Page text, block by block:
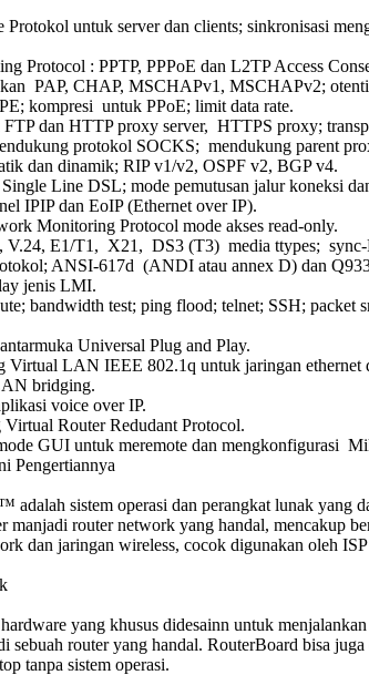
untuk server dan clients; sinkronisasi
Protocol : PPTP, PPPoE dan L2TP Access
PAP, CHAP, MSCHAPv1, MSCHAPv2;
kompresi untuk PPoE; limit data rate.
dan HTTP proxy server, HTTPS proxy;
protokol SOCKS; mendukung parent
dan dinamik; RIP v1/v2, OSPF v2, BGP v4.
Line DSL; mode pemutusan jalur koneksi
IPIP dan EoIP (Ethernet over IP).
Monitoring Protocol mode akses read-only.
V.24, E1/T1, X21, DS3 (T3) media ttypes; sync-
ANSI-617d (ANDI atau annex D) dan
jenis LMI.
bandwidth test; ping flood; telnet; SSH; packet
Universal Plug and Play.
LAN IEEE 802.1q untuk jaringan ethernet
bridging.
voice over IP.
Router Redudant Protocol.
GUI untuk meremote dan mengkonfigurasi
Pengertiannya
sistem operasi dan perangkat lunak yang
manjadi router network yang handal, mencakup
dan jaringan wireless, cocok digunakan oleh
yang khusus didesainn untuk
sebuah router yang handal. RouterBoard bisa juga
tanpa sistem operasi.